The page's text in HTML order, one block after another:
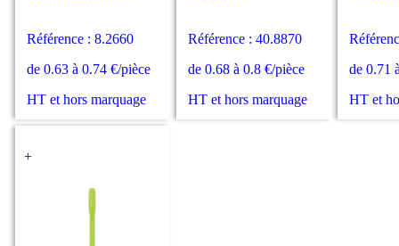
Référence : 8.2660
de 0.63 à 0.74 €/pièce
HT et hors marquage
Référence : 40.8870
de 0.68 à 0.8 €/pièce
HT et hors marquage
de 0.71
HT et
+